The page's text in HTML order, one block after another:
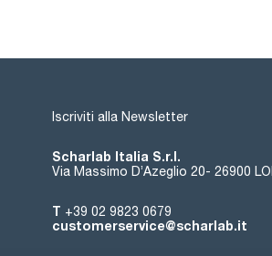
Iscriviti alla Newsletter
Scharlab Italia S.r.l.
Via Massimo D’Azeglio 20- 26900
T +39 02 9823 0679
customerservice@scharlab.it